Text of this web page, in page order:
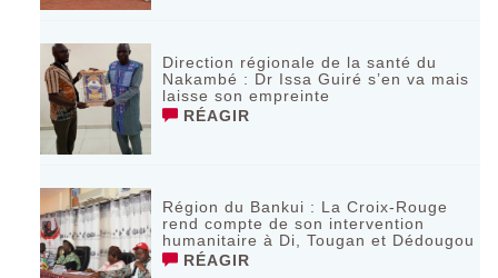
Direction régionale de la santé du
Nakambé : Dr Issa Guiré s’en va mais
laisse son empreinte
RÉAGIR
Région du Bankui : La Croix-Rouge
rend compte de son intervention
humanitaire à Di, Tougan et Dédougou
RÉAGIR